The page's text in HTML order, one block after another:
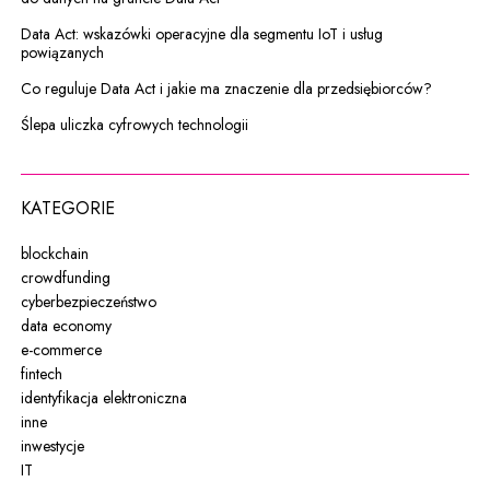
Data Act: wskazówki operacyjne dla segmentu IoT i usług
powiązanych
Co reguluje Data Act i jakie ma znaczenie dla przedsiębiorców?
Ślepa uliczka cyfrowych technologii
KATEGORIE
blockchain
crowdfunding
cyberbezpieczeństwo
data economy
e-commerce
fintech
identyfikacja elektroniczna
inne
inwestycje
IT